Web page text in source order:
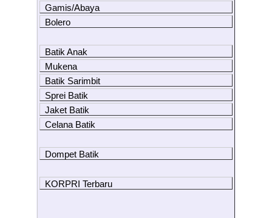
Gamis/Abaya
Bolero
Batik Anak
Mukena
Batik Sarimbit
Sprei Batik
Jaket Batik
Celana Batik
Dompet Batik
KORPRI Terbaru